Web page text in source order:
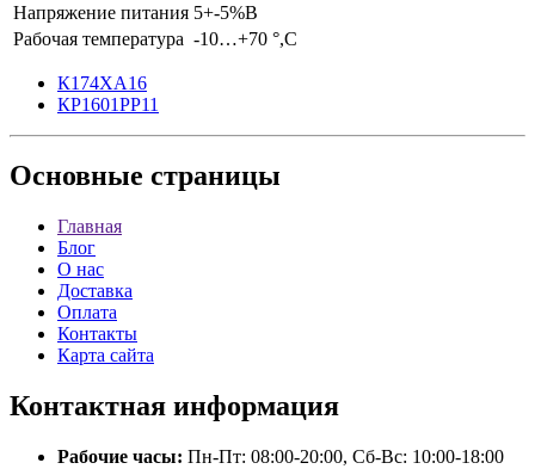
Напряжение питания 5+-5%В
Рабочая температура -10…+70 °,С
К174ХА16
КР1601РР11
Основные страницы
Главная
Блог
О нас
Доставка
Оплата
Контакты
Карта сайта
Контактная информация
Рабочие часы: Пн-Пт: 08:00-20:00, Сб-Вс: 10:00-18:00